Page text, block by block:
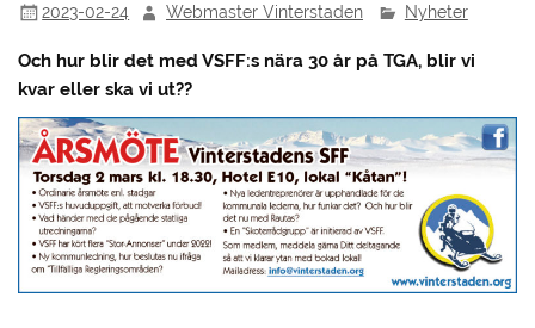
2023-02-24 Webmaster Vinterstaden Nyheter
Och hur blir det med VSFF:s nära 30 år på TGA, blir vi
kvar eller ska vi ut??